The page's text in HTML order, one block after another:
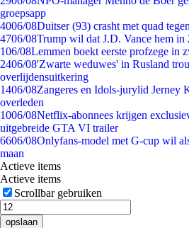
groepsapp
4006/08Duitser (93) crasht met quad
4706/08Trump wil dat J.D. Vance hem in
106/08Lemmen boekt eerste profzege in
2406/08'Zwarte weduwes' in Rusland
overlijdensuitkering
1406/08Zangeres en Idols-jurylid Jerney
overleden
1006/08Netflix-abonnees krijgen
uitgebreide GTA VI trailer
6606/08Onlyfans-model met G-cup wil
maan
Actieve items
Actieve items
Scrollbar gebruiken
opslaan